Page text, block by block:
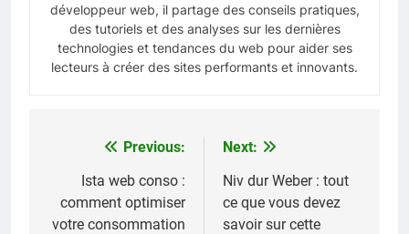
développeur web, il partage des conseils pratiques,
des tutoriels et des analyses sur les dernières
technologies et tendances du web pour aider ses
lecteurs à créer des sites performants et innovants.
Navigation
l’article
Previous:
Ista web conso :
comment optimiser
votre consommation
Next:
Niv dur Weber : tout
ce que vous devez
savoir sur cette